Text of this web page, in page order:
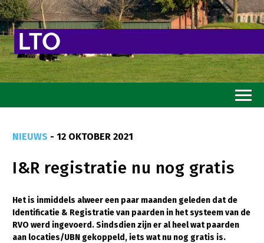
Goed eten
Mooi groen
Sterk ondernemerschap
Transitiepaden
NIEUWS - 12 OKTOBER 2021
I&R registratie nu nog gratis
Het is inmiddels alweer een paar maanden geleden dat de
Identificatie & Registratie van paarden in het systeem van de
RVO werd ingevoerd. Sindsdien zijn er al heel wat paarden
aan locaties/UBN gekoppeld, iets wat nu nog gratis is.